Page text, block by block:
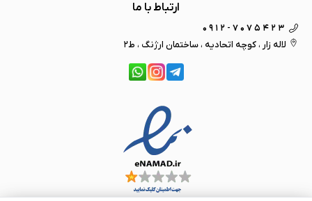
ارتباط با ما
0912-7075423
لاله زار ، کوچه اتحادیه ، ساختمان ارژنگ ، ط2